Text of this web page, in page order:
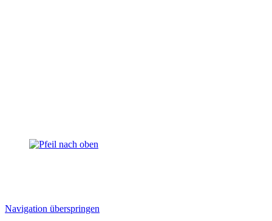
Navigation überspringen